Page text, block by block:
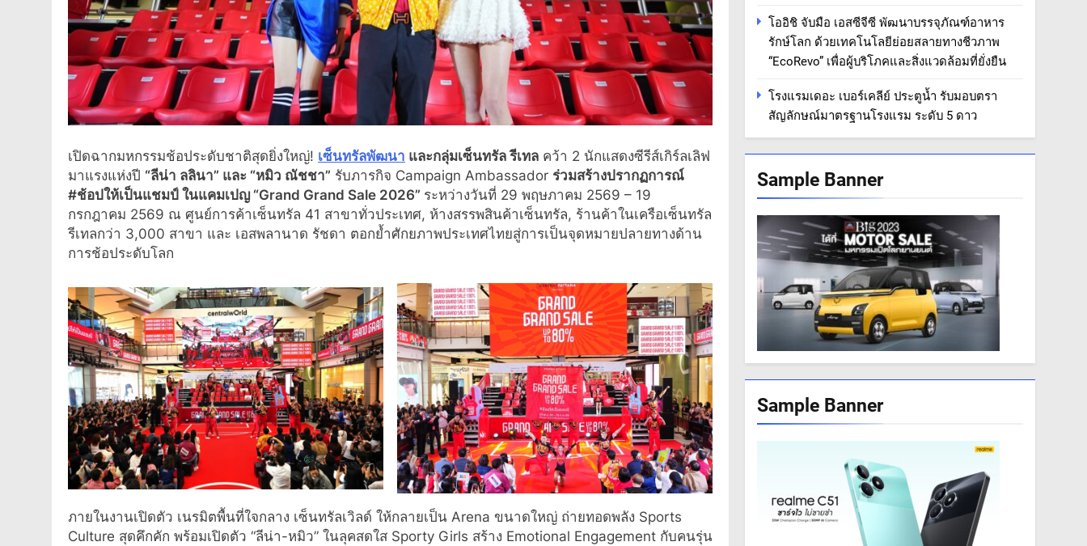
เปิดฉากมหกรรมช้อประดับชาติสุดยิ่งใหญ่! เซ็นทรัลพัฒนา และกลุ่มเซ็นทรัล รีเทล คว้า 2 นักแสดงซีรีส์เกิร์ลเลิฟ
มาแรงแห่งปี “ลีน่า ลลินา” และ “หมิว ณัชชา” รับภารกิจ Campaign Ambassador ร่วมสร้างปรากฏการณ์
#ช้อปให้เป็นแชมป์ ในแคมเปญ “Grand Grand Sale 2026” ระหว่างวันที่ 29 พฤษภาคม 2569 – 19
กรกฎาคม 2569 ณ ศูนย์การค้าเซ็นทรัล 41 สาขาทั่วประเทศ, ห้างสรรพสินค้าเซ็นทรัล, ร้านค้าในเครือเซ็นทรัล
รีเทลกว่า 3,000 สาขา และ เอสพลานาด รัชดา ตอกย้ำศักยภาพประเทศไทยสู่การเป็นจุดหมายปลายทางด้าน
การช้อประดับโลก
ภายในงานเปิดตัว เนรมิตพื้นที่ใจกลาง เซ็นทรัลเวิลด์ ให้กลายเป็น Arena ขนาดใหญ่ ถ่ายทอดพลัง Sports
Culture สุดคึกคัก พร้อมเปิดตัว “ลีน่า-หมิว” ในลุคสดใส Sporty Girls สร้าง Emotional Engagement กับคนรุ่น
โออิชิ จับมือ เอสซีจีซี พัฒนาบรรจุภัณฑ์อาหาร
รักษ์โลก ด้วยเทคโนโลยีย่อยสลายทางชีวภาพ
“EcoRevo” เพื่อผู้บริโภคและสิ่งแวดล้อมที่ยั่งยืน
โรงแรมเดอะ เบอร์เคลีย์ ประตูน้ำ รับมอบตรา
สัญลักษณ์มาตรฐานโรงแรม ระดับ 5 ดาว
Sample Banner
Sample Banner